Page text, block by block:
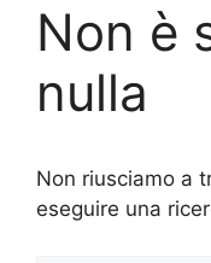
Non è
nulla
Non riusciamo a
eseguire una